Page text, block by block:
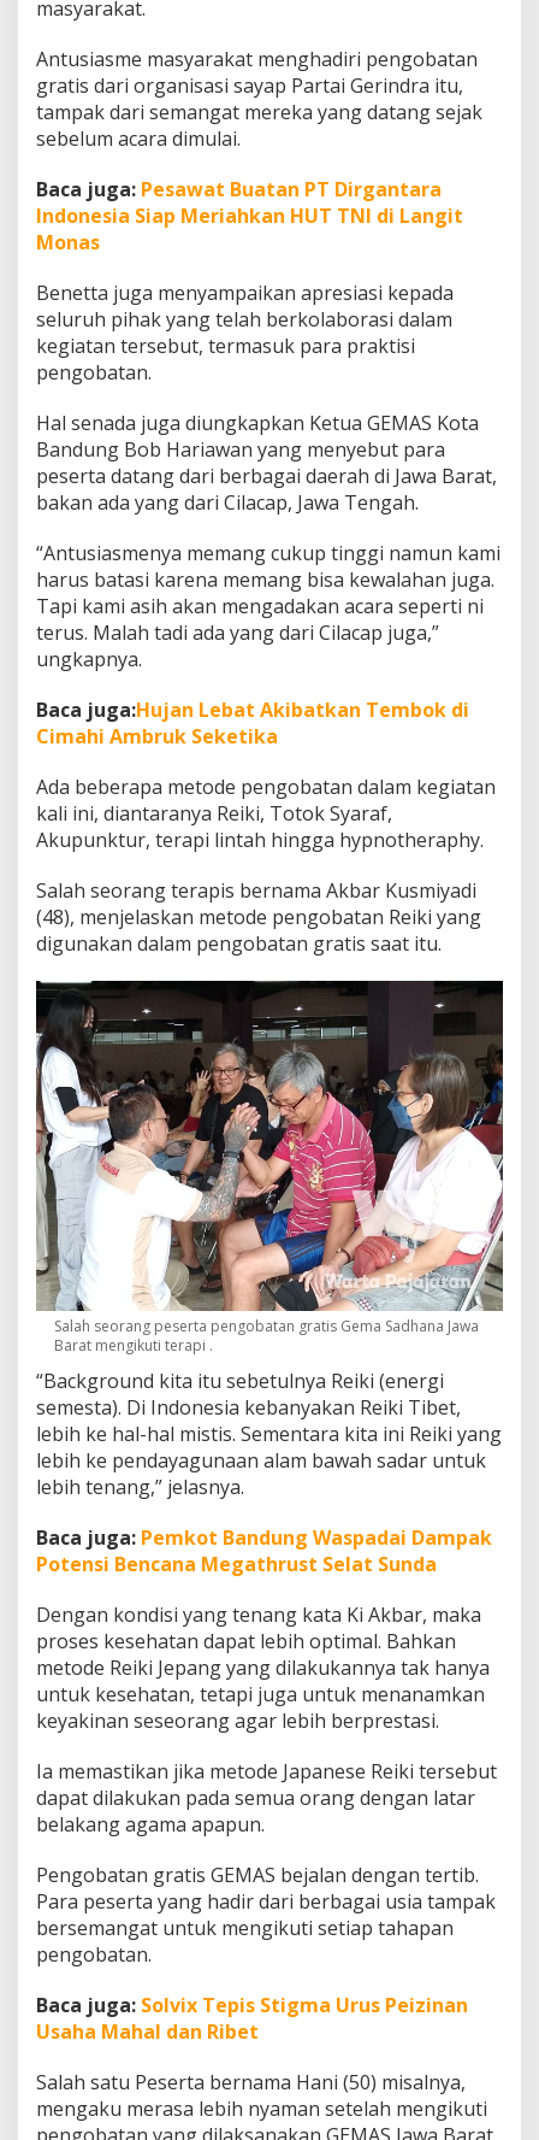
masyarakat.
Antusiasme masyarakat menghadiri pengobatan
gratis dari organisasi sayap Partai Gerindra itu,
tampak dari semangat mereka yang datang sejak
sebelum acara dimulai.
Baca juga: Pesawat Buatan PT Dirgantara
Indonesia Siap Meriahkan HUT TNI di Langit
Monas
Benetta juga menyampaikan apresiasi kepada
seluruh pihak yang telah berkolaborasi dalam
kegiatan tersebut, termasuk para praktisi
pengobatan.
Hal senada juga diungkapkan Ketua GEMAS Kota
Bandung Bob Hariawan yang menyebut para
peserta datang dari berbagai daerah di Jawa Barat,
bakan ada yang dari Cilacap, Jawa Tengah.
“Antusiasmenya memang cukup tinggi namun kami
harus batasi karena memang bisa kewalahan juga.
Tapi kami asih akan mengadakan acara seperti ni
terus. Malah tadi ada yang dari Cilacap juga,”
ungkapnya.
Baca juga:Hujan Lebat Akibatkan Tembok di
Cimahi Ambruk Seketika
Ada beberapa metode pengobatan dalam kegiatan
kali ini, diantaranya Reiki, Totok Syaraf,
Akupunktur, terapi lintah hingga hypnotheraphy.
Salah seorang terapis bernama Akbar Kusmiyadi
(48), menjelaskan metode pengobatan Reiki yang
digunakan dalam pengobatan gratis saat itu.
Salah seorang peserta pengobatan gratis Gema Sadhana Jawa
Barat mengikuti terapi .
“Background kita itu sebetulnya Reiki (energi
semesta). Di Indonesia kebanyakan Reiki Tibet,
lebih ke hal-hal mistis. Sementara kita ini Reiki yang
lebih ke pendayagunaan alam bawah sadar untuk
lebih tenang,” jelasnya.
Baca juga: Pemkot Bandung Waspadai Dampak
Potensi Bencana Megathrust Selat Sunda
Dengan kondisi yang tenang kata Ki Akbar, maka
proses kesehatan dapat lebih optimal. Bahkan
metode Reiki Jepang yang dilakukannya tak hanya
untuk kesehatan, tetapi juga untuk menanamkan
keyakinan seseorang agar lebih berprestasi.
Ia memastikan jika metode Japanese Reiki tersebut
dapat dilakukan pada semua orang dengan latar
belakang agama apapun.
Pengobatan gratis GEMAS bejalan dengan tertib.
Para peserta yang hadir dari berbagai usia tampak
bersemangat untuk mengikuti setiap tahapan
pengobatan.
Baca juga: Solvix Tepis Stigma Urus Peizinan
Usaha Mahal dan Ribet
Salah satu Peserta bernama Hani (50) misalnya,
mengaku merasa lebih nyaman setelah mengikuti